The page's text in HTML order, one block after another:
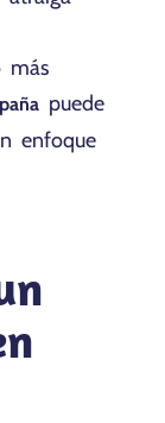
más
puede
enfoque